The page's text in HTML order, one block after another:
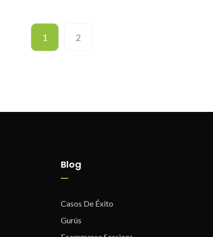
1 2
Blog
Casos De Éxito
Gurús